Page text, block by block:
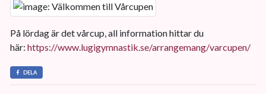
På lördag är det vårcup, all information hittar du
här: https://www.lugigymnastik.se/arrangemang/varcupen/
DELA